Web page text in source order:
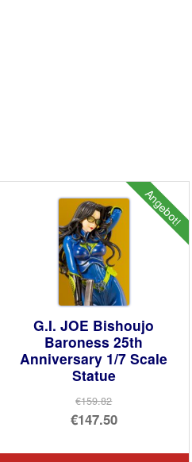
Angebot!
G.I. JOE Bishoujo
Baroness 25th
Anniversary 1/7 Scale
Statue
€159.82
Ursprünglicher
€147.50